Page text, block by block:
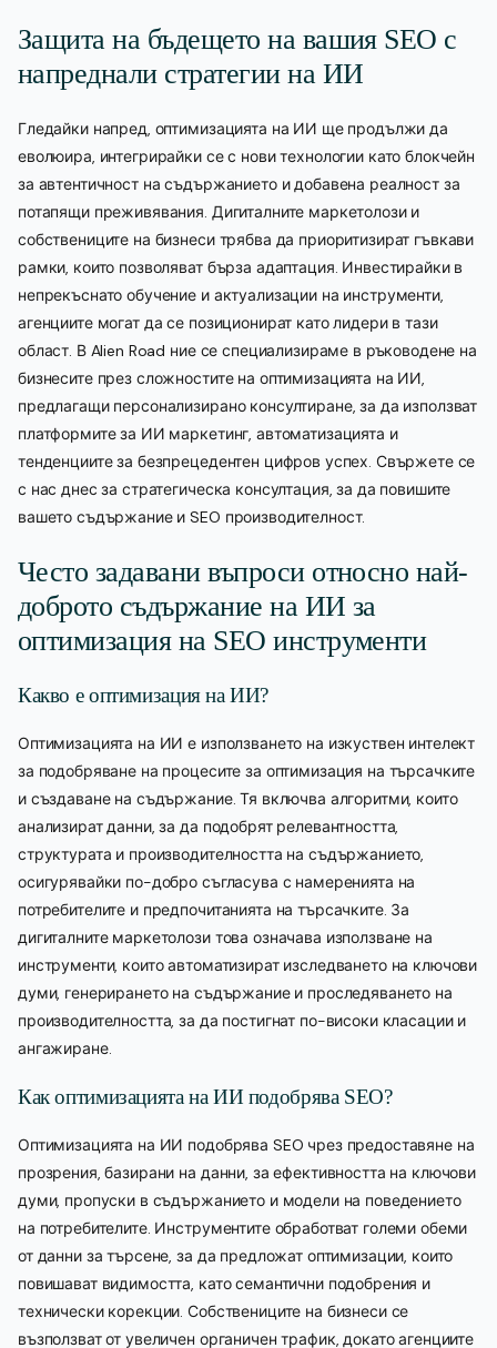
Защита на бъдещето на вашия SEO с
напреднали стратегии на ИИ
Гледайки напред, оптимизацията на ИИ ще продължи да
еволюира, интегрирайки се с нови технологии като блокчейн
за автентичност на съдържанието и добавена реалност за
потапящи преживявания. Дигиталните маркетолози и
собствениците на бизнеси трябва да приоритизират гъвкави
рамки, които позволяват бърза адаптация. Инвестирайки в
непрекъснато обучение и актуализации на инструменти,
агенциите могат да се позиционират като лидери в тази
област. В Alien Road ние се специализираме в ръководене на
бизнесите през сложностите на оптимизацията на ИИ,
предлагащи персонализирано консултиране, за да използват
платформите за ИИ маркетинг, автоматизацията и
тенденциите за безпрецедентен цифров успех. Свържете се
с нас днес за стратегическа консултация, за да повишите
вашето съдържание и SEO производителност.
Често задавани въпроси относно най-
доброто съдържание на ИИ за
оптимизация на SEO инструменти
Какво е оптимизация на ИИ?
Оптимизацията на ИИ е използването на изкуствен интелект
за подобряване на процесите за оптимизация на търсачките
и създаване на съдържание. Тя включва алгоритми, които
анализират данни, за да подобрят релевантността,
структурата и производителността на съдържанието,
осигурявайки по-добро съгласува с намеренията на
потребителите и предпочитанията на търсачките. За
дигиталните маркетолози това означава използване на
инструменти, които автоматизират изследването на ключови
думи, генерирането на съдържание и проследяването на
производителността, за да постигнат по-високи класации и
ангажиране.
Как оптимизацията на ИИ подобрява SEO?
Оптимизацията на ИИ подобрява SEO чрез предоставяне на
прозрения, базирани на данни, за ефективността на ключови
думи, пропуски в съдържанието и модели на поведението
на потребителите. Инструментите обработват големи обеми
от данни за търсене, за да предложат оптимизации, които
повишават видимостта, като семантични подобрения и
технически корекции. Собствениците на бизнеси се
възползват от увеличен органичен трафик, докато агенциите